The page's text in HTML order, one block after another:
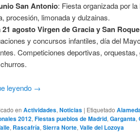
San Antonio: Fiesta organizada por
procesión, limonada y dulzainas.
21 agosto Virgen de Gracia y San
y concursos infantiles, día del
Competiciones deportivas,
leyendo →
en Actividades, Noticias | Etiquetado
2012, Fiestas pueblos de Madrid, Garganta,
, Rascafría, Sierra Norte, Valle del Lozoya